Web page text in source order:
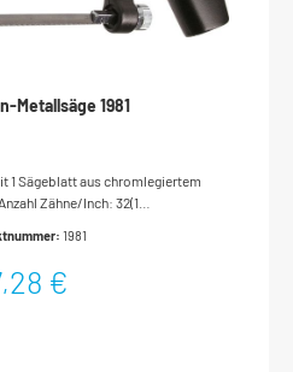
Metallsäge 1981
1 Sägeblatt aus chromlegiertem
Zähne/Inch: 32(1
In GermanyAbmessungen / Länge:
1981
€